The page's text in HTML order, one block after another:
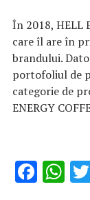
În 2018, HELL
care îl are în
brandului.
portofoliul de
categorie de
ENERGY
F W